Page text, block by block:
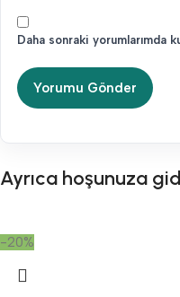
Daha sonraki yorumlarımda
Ayrıca hoşunuza
-20%